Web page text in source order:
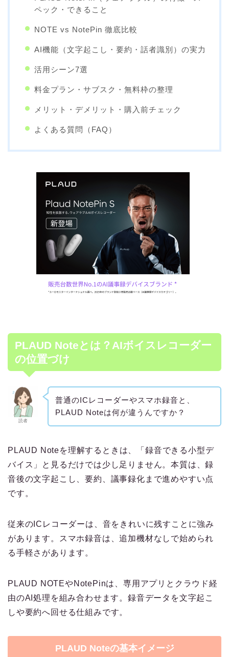
ペック・できること
NOTE vs NotePin 徹底比較
AI機能（文字起こし・要約・話者識別）の実力
活用シーン7選
料金プラン・サブスク・無料枠の整理
メリット・デメリット・購入前チェック
よくある質問（FAQ）
PLAUD Noteとは？AIボイスレコーダー
の位置づけ
読者
普通のICレコーダーやスマホ録音と、
PLAUD Noteは何が違うんですか？
PLAUD Noteを理解するときは、「録音できる小型デ
バイス」と見るだけでは少し足りません。本質は、録
音後の文字起こし、要約、議事録化まで進めやすい点
です。
従来のICレコーダーは、音をきれいに残すことに強み
があります。スマホ録音は、追加機材なしで始められ
る手軽さがあります。
PLAUD NOTEやNotePinは、専用アプリとクラウド経
由のAI処理を組み合わせます。録音データを文字起こ
しや要約へ回せる仕組みです。
PLAUD Noteの基本イメージ